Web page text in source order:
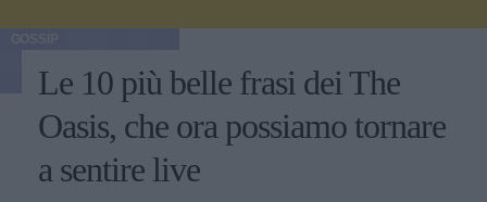
Le 10 più belle frasi dei The
Oasis, che ora possiamo tornare
a sentire live